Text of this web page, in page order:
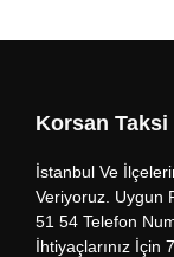
Korsan Taksi
İstanbul Ve
Veriyoruz. Uygun
51 54 Telefon
İhtiyaçlarınız İçin